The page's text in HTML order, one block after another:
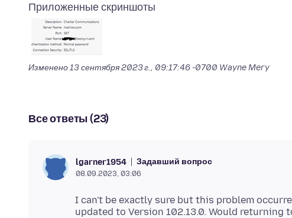
Приложенные скриншоты
Изменено13 сентября 2023 г., 09:17:46 -0700 Wayne Mery
Все ответы (23)
lgarner1954 Задавший вопрос
08.09.2023, 03:06
I can't be exactly sure but this problem
updated to Version 102.13.0. Would returning